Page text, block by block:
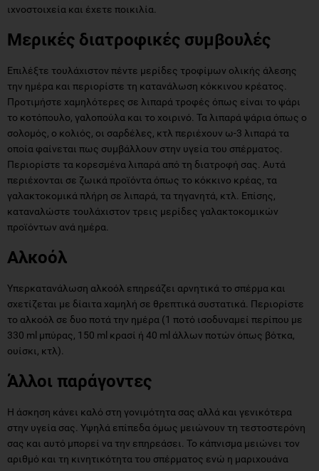
ιχνοστοιχεία και έχετε ποικιλία.
Μερικές διατροφικές συμβουλές
Επιλέξτε τουλάχιστον πέντε μερίδες τροφίμων ολικής άλεσης
την ημέρα και περιορίστε τη κατανάλωση κόκκινου κρέατος.
Προτιμήστε χαμηλότερες σε λιπαρά τροφές όπως είναι το ψάρι
το κοτόπουλο, γαλοπούλα και το χοιρινό. Τα λιπαρά ψάρια όπως ο
σολομός, ο κολιός, οι σαρδέλες, κτλ περιέχουν ω-3 λιπαρά τα
οποία φαίνεται πως συμβάλλουν στην υγεία του σπέρματος.
Περιορίστε τα κορεσμένα λιπαρά από τη διατροφή σας. Αυτά
περιέχονται σε ζωικά προϊόντα όπως το κόκκινο κρέας, τα
γαλακτοκομικά πλήρη σε λιπαρά, τα τηγανητά, κτλ. Επίσης,
καταναλώστε τουλάχιστον τρεις μερίδες γαλακτοκομικών
προϊόντων ανά ημέρα.
Αλκοόλ
Υπερκατανάλωση αλκοόλ επηρεάζει αρνητικά το σπέρμα και
σχετίζεται με δίαιτα χαμηλή σε θρεπτικά συστατικά. Περιορίστε
το αλκοόλ σε δυο ποτά την ημέρα (1 ποτό ισοδυναμεί περίπου με
330 ml μπύρας, 150 ml κρασί ή 40 ml άλλων ποτών όπως βότκα,
ουίσκι, κτλ).
Άλλοι παράγοντες
Η άσκηση κάνει καλό στη γονιμότητα σας αλλά και γενικότερα
στην υγεία σας. Υψηλά επίπεδα όμως μειώνουν τη τεστοστερόνη
σας και αυτό μπορεί να την επηρεάσει. Το κάπνισμα μειώνει τον
αριθμό και τη κινητικότητα του σπέρματος ενώ η μαριχουάνα